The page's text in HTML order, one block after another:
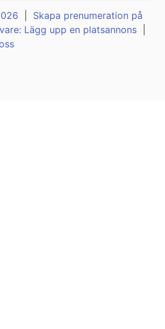
Skapa prenumeration på
Lägg upp en platsannons